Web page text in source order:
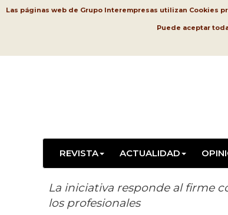
Las páginas web de Grupo Interempresas utilizan Cookies
Puede aceptar
REVISTA ACTUALIDAD
La iniciativa responde al firme
los profesionales